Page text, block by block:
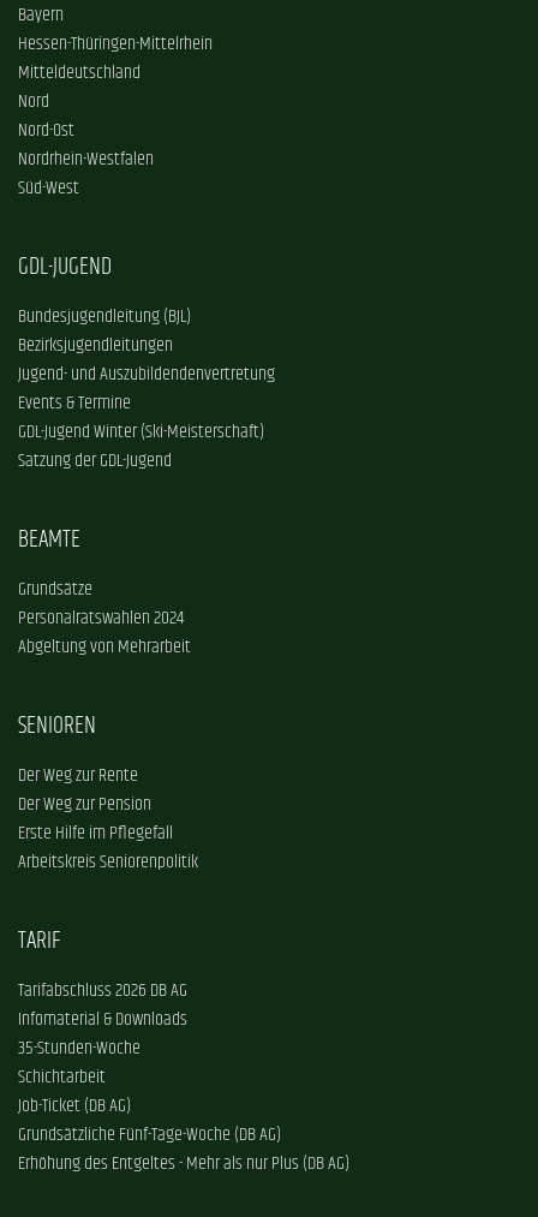
Bayern
Hessen-Thüringen-Mittelrhein
Mitteldeutschland
Nord
Nord-Ost
Nordrhein-Westfalen
Süd-West
GDL-JUGEND
Bundesjugendleitung (BJL)
Bezirksjugendleitungen
Jugend- und Auszubildendenvertretung
Events & Termine
GDL-Jugend Winter (Ski-Meisterschaft)
Satzung der GDL-Jugend
BEAMTE
Grundsätze
Personalratswahlen 2024
Abgeltung von Mehrarbeit
SENIOREN
Der Weg zur Rente
Der Weg zur Pension
Erste Hilfe im Pflegefall
Arbeitskreis Seniorenpolitik
TARIF
Tarifabschluss 2026 DB AG
Infomaterial & Downloads
35-Stunden-Woche
Schichtarbeit
Job-Ticket (DB AG)
Grundsätzliche Fünf-Tage-Woche (DB AG)
Erhöhung des Entgeltes - Mehr als nur Plus (DB AG)